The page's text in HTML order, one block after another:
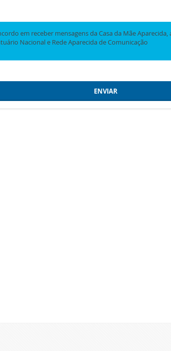
em receber mensagens da Casa da Mãe
Nacional e Rede Aparecida de Comunicação
ENVIAR